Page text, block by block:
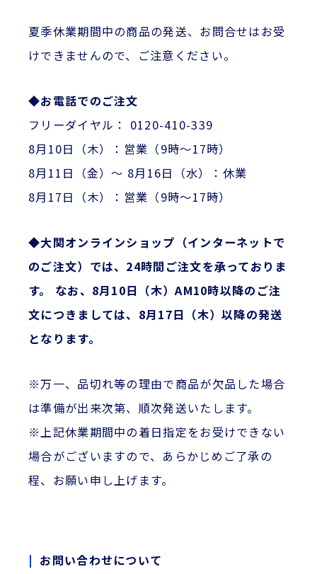
夏季休業期間中の商品の発送、お問合せはお受
けできませんので、ご注意ください。
◆お電話でのご注文
フリーダイヤル： 0120-410-339
8月10日（木）：営業（9時～17時）
8月11日（金）～ 8月16日（水）：休業
8月17日（木）：営業（9時～17時）
◆大関オンラインショップ（インターネットで
のご注文）では、24時間ご注文を承っておりま
す。 なお、8月10日（木）AM10時以降のご注
文につきましては、8月17日（木）以降の発送
となります。
※万一、品切れ等の理由で商品が欠品した場合
は準備が出来次第、順次発送いたします。
※上記休業期間中の着日指定をお受けできない
場合がございますので、あらかじめご了承の
程、お願い申し上げます。
お問い合わせについて